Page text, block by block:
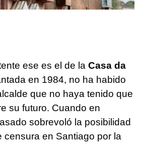
ese es el de la Casa da
en 1984, no ha habido
que no haya tenido que
su futuro. Cuando en
sobrevoló la posibilidad
censura en Santiago por la